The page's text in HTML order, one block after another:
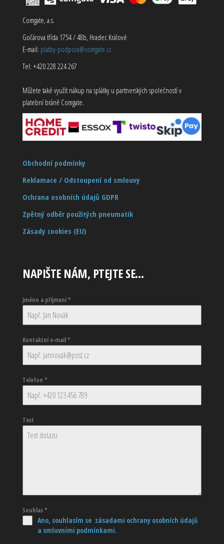
Comgate, a.s.
Gočárova třída 1754 / 48b, Hradec Králové
E-mail: platby-podpora@comgate.cz
Tel: +420 228 224 267
Můžete také využít nákup na splátky u partnerských společností v
platební bráně Comgate.
Obchodní podmínky
Reklamace / Odstoupení od smlouvy
Ochrana osobních údajů GDPR
Zpětný odběr použitých pneumatik
Zásady cookies (EU)
NAPIŠTE NÁM, PTEJTE SE…
Jméno a příjmení*
Kontaktní e-mail*
Telefon *
Text
Souhlas*
Ano, souhlasím se zásadami ochrany osobních údajů
a smluvními podmínkami.